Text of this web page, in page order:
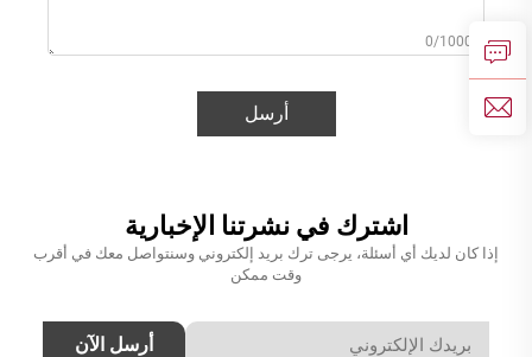
0/1000
أرسل
اشترك في نشرتنا الإخبارية
إذا كان لديك أي أسئلة، يرجى ترك بريد إلكتروني وسنتواصل معك في أقرب
وقت ممكن
أرسل الآن